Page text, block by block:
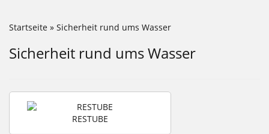
Startseite » Sicherheit rund ums Wasser
Sicherheit rund ums Wasser
RESTUBE